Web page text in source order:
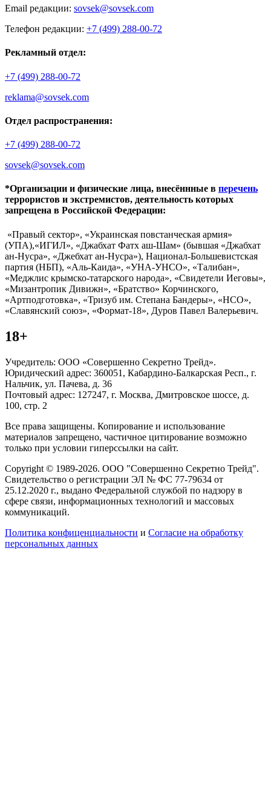
Email редакции: sovsek@sovsek.com
Телефон редакции: +7 (499) 288-00-72
Рекламный отдел:
+7 (499) 288-00-72
reklama@sovsek.com
Отдел распространения:
+7 (499) 288-00-72
sovsek@sovsek.com
*Организации и физические лица, внесённные в перечень
террористов и экстремистов, деятельность которых
запрещена в Российской Федерации:
«Правый сектор», «Украинская повстанческая армия»
(УПА),«ИГИЛ», «Джабхат Фатх аш-Шам» (бывшая «Джабхат
ан-Нусра», «Джебхат ан-Нусра»), Национал-Большевистская
партия (НБП), «Аль-Каида», «УНА-УНСО», «Талибан»,
«Меджлис крымско-татарского народа», «Свидетели Иеговы»,
«Мизантропик Дивижн», «Братство» Корчинского,
«Артподготовка», «Тризуб им. Степана Бандеры», «НСО»,
«Славянский союз», «Формат-18», Дуров Павел Валерьевич.
18+
Учредитель: ООО «Совершенно Секретно Трейд».
Юридический адрес: 360051, Кабардино-Балкарская Респ., г.
Нальчик, ул. Пачева, д. 36
Почтовый адрес: 127247, г. Москва, Дмитровское шоссе, д.
100, стр. 2
Все права защищены. Копирование и использование
материалов запрещено, частичное цитирование возможно
только при условии гиперссылки на сайт.
Copyright © 1989-2026. ООО "Совершенно Секретно Трейд".
Свидетельство о регистрации ЭЛ № ФС 77-79634 от
25.12.2020 г., выдано Федеральной службой по надзору в
сфере связи, информационных технологий и массовых
коммуникаций.
Политика конфиценциальности и Согласие на обработку
персональных данных